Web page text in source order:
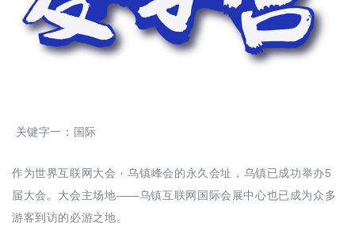
关键字一：国际
作为世界互联网大会 · 乌镇峰会的永久会址，乌镇已成功举办5
届大会。大会主场地——乌镇互联网国际会展中心也已成为众多
游客到访的必游之地。